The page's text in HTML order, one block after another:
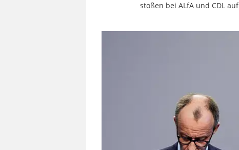
stoßen bei ALfA und CDL